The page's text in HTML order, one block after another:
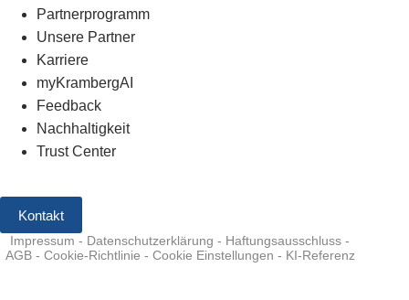
Partnerprogramm
Unsere Partner
Karriere
myKrambergAI
Feedback
Nachhaltigkeit
Trust Center
Kontakt
Impressum - Datenschutzerklärung - Haftungsausschluss -
AGB- Cookie-Richtlinie - Cookie Einstellungen - KI-Referenz